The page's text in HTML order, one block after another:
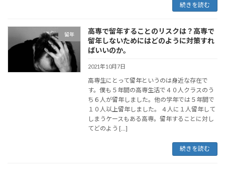
続きを読む
留年
高専で留年することのリスクは？高専で
留年しないためにはどのように対策すれ
ばいいのか。
2021年10月7日
高専生にとって留年というのは身近な存在で
す。僕も５年間の高専生活で４０人クラスのう
ち６人が留年しました。他の学年では５年間で
１０人以上留年しました。 ４人に１人留年して
しまうケースもある高専。留年することに対し
てどのよう […]
続きを読む